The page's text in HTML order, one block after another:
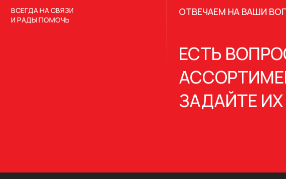
ВСЕГДА НА СВЯЗИ
И РАДЫ ПОМОЧЬ
ОТВЕЧАЕМ НА ВАШИ
ЕСТЬ
ЗАДАЙТЕ